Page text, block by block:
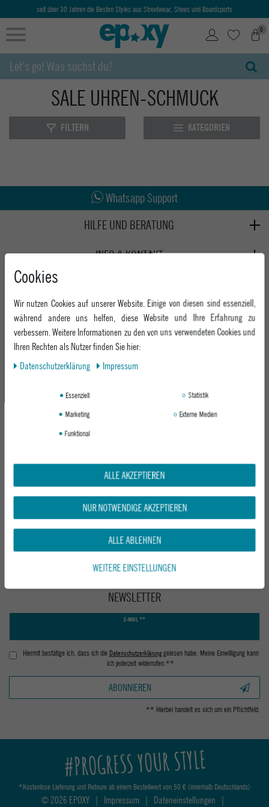
seit über 30 Jahren die Besten Styles aus Streetwear, Shoes und Boardsports
0
SALE UHREN-SCHMUCK
FILTERN KATEGORIEN
Whatsapp Support
HILFE UND BERATUNG
Gutscheine
Click & Collect
INFO & KONTAKT
Samstag: 10:00 - 17:00
Whatsapp
Kontaktformular
Jobs
We Care - Wiederverwendete Verpackungen
Verleih
EPOXY STORES
Deggendorf
KEEP UP WITH US
Facebook
VERSAND
GEPRÜFTE SICHERHEIT
NEWSLETTER
E-MAIL **
Hiermit bestätige ich, dass ich die Daten­schutz­erklärunggelesen habe. Meine Einwilligung kann
ich jederzeit widerrufen.**
ABONNIEREN
** Hierbei handelt es sich um ein Pflichtfeld.
#PROGRESS YOUR STYLE
*Kostenlose Lieferung und Retoure ab einem Bestellwert von 50 € (innerhalb Deutschlands)
© 2026 EPOXY | Impressum | Dateneinstellungen |
Cookies
Wir nutzen Cookies auf unserer Website. Einige von diesen sind essenziell,
während andere uns helfen, diese Website und Ihre Erfahrung zu
verbessern. Weitere Informationen zu den von uns verwendeten Cookies und
Ihren Rechten als Nutzer finden Sie hier:
Daten­schutz­erklärung
Impressum
Essenziell
Statistik
Marketing
Externe Medien
Funktional
ALLE AKZEPTIEREN
NUR NOTWENDIGE AKZEPTIEREN
ALLE ABLEHNEN
WEITERE EINSTELLUNGEN